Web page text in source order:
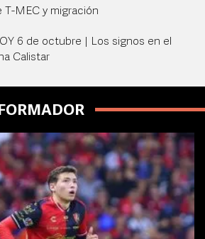
MEC y migración
6 de octubre | Los signos en el
Calistar